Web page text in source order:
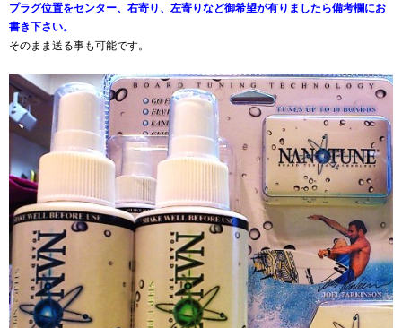
プラグ位置をセンター、右寄り、左寄りなど御希望が有りましたら備考欄にお
書き下さい。
そのまま送る事も可能です。